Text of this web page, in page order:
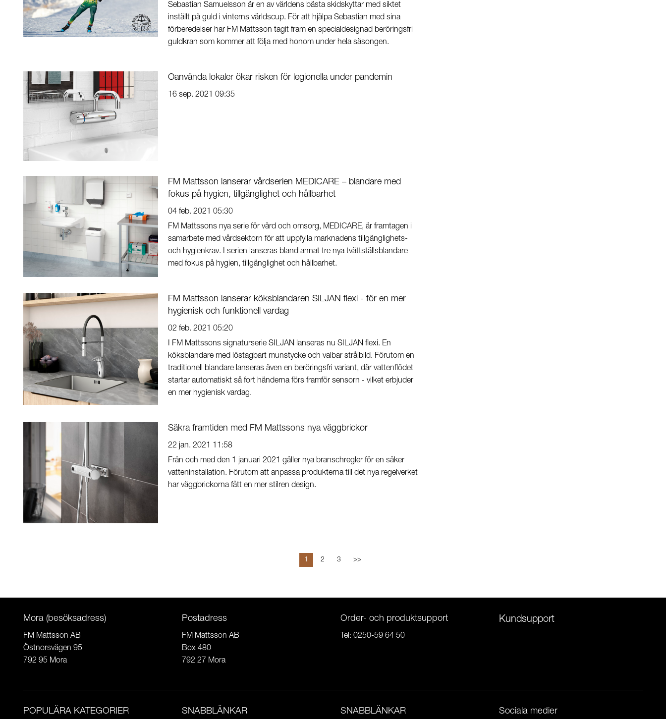
Sebastian Samuelsson är en av världens bästa skidskyttar med siktet
inställt på guld i vinterns världscup. För att hjälpa Sebastian med sina
förberedelser har FM Mattsson tagit fram en specialdesignad beröringsfri
guldkran som kommer att följa med honom under hela säsongen.
Oanvända lokaler ökar risken för legionella under pandemin
16 sep. 2021 09:35
FM Mattsson lanserar vårdserien MEDICARE – blandare med
fokus på hygien, tillgänglighet och hållbarhet
04 feb. 2021 05:30
FM Mattssons nya serie för vård och omsorg, MEDICARE, är framtagen i
samarbete med vårdsektorn för att uppfylla marknadens tillgänglighets-
och hygienkrav. I serien lanseras bland annat tre nya tvättställsblandare
med fokus på hygien, tillgänglighet och hållbarhet.
FM Mattsson lanserar köksblandaren SILJAN flexi - för en mer
hygienisk och funktionell vardag
02 feb. 2021 05:20
I FM Mattssons signaturserie SILJAN lanseras nu SILJAN flexi. En
köksblandare med löstagbart munstycke och valbar strålbild. Förutom en
traditionell blandare lanseras även en beröringsfri variant, där vattenflödet
startar automatiskt så fort händerna förs framför sensorn - vilket erbjuder
en mer hygienisk vardag.
Säkra framtiden med FM Mattssons nya väggbrickor
22 jan. 2021 11:58
Från och med den 1 januari 2021 gäller nya branschregler för en säker
vatteninstallation. Förutom att anpassa produkterna till det nya regelverket
har väggbrickorna fått en mer stilren design.
1 2 3 >>
Mora (besöksadress)
FM Mattsson AB
Östnorsvägen 95
792 95 Mora
Postadress
FM Mattsson AB
Box 480
792 27 Mora
Order- och produktsupport
Tel: 0250-59 64 50
Kundsupport
POPULÄRA KATEGORIER SNABBLÄNKAR SNABBLÄNKAR Sociala medier